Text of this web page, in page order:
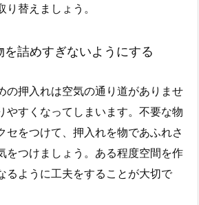
替えましょう。
詰めすぎないようにする
の押入れは空気の通り道がありませ
やすくなってしまいます。不要な物
セをつけて、押入れを物であふれさ
をつけましょう。ある程度空間を作
るように工夫をすることが大切で